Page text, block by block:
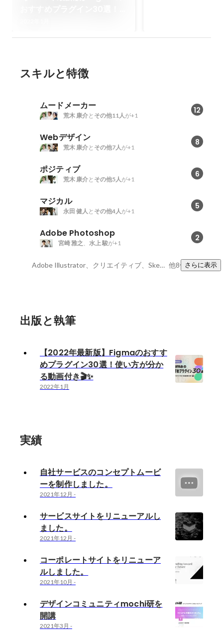
スキルと特徴
ムードメーカー 12
荒木 康介と その他11人が+1
Webデザイン 8
荒木 康介と その他7人が+1
ポジティブ 6
荒木 康介と その他5人が+1
マジカル 5
永田 健人 と その他4人が+1
Adobe Photoshop 2
宮崎 雅之、 水上 駿が+1
Adobe Illustrator、クリエイティブ、Sketch3 他8件さらに表示
出版と執筆
【2022年最新版】Figmaのおすす
めプラグイン30選！使い方が分か
る動画付き🎬✨
2022年1月
実績
自社サービスのコンセプトムービ
ーを制作しました。
2021年12月 -
サービスサイトをリニューアルし
ました。
2021年12月 -
コーポレートサイトをリニューア
ルしました。
2021年10月 -
デザインコミュニティmochi研を
開講
2021年3月 -